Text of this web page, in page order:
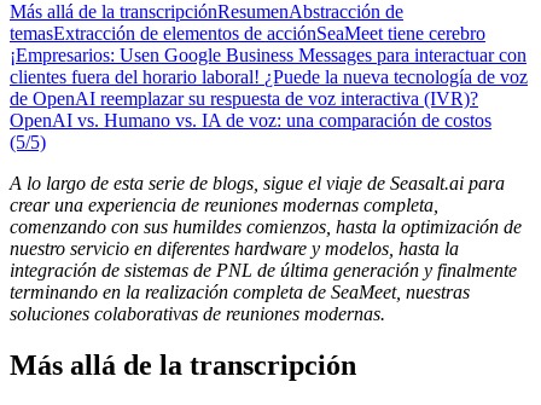
Más allá de la transcripciónResumenAbstracción de
temasExtracción de elementos de acciónSeaMeet tiene cerebro
¡Empresarios: Usen Google Business Messages para interactuar con
clientes fuera del horario laboral! ¿Puede la nueva tecnología de voz
de OpenAI reemplazar su respuesta de voz interactiva (IVR)?
OpenAI vs. Humano vs. IA de voz: una comparación de costos
(5/5)
A lo largo de esta serie de blogs, sigue el viaje de Seasalt.ai para
crear una experiencia de reuniones modernas completa,
comenzando con sus humildes comienzos, hasta la optimización de
nuestro servicio en diferentes hardware y modelos, hasta la
integración de sistemas de PNL de última generación y finalmente
terminando en la realización completa de SeaMeet, nuestras
soluciones colaborativas de reuniones modernas.
Más allá de la transcripción